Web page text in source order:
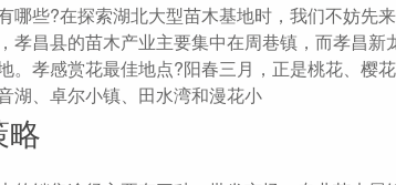
哪些?在探索湖北大型苗木基地时，我们不妨先
孝昌县的苗木产业主要集中在周巷镇，而孝昌
。孝感赏花最佳地点?阳春三月，正是桃花、樱
湖、卓尔小镇、田水湾和漫花小
略